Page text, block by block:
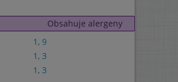
Obsahuje alergeny
1 , 9
1 , 3
1 , 3